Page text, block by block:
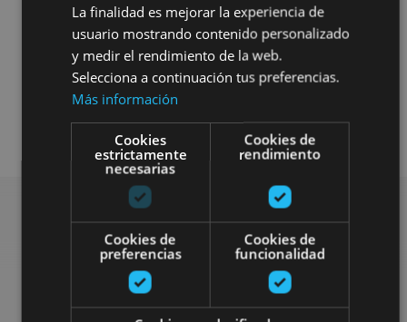
Otros
Busca más planes
Encuentra planes y sugerencias para completar tu viaje en
La finalidad es mejorar la experiencia de
usuario mostrando contenido personalizado
y medir el rendimiento de la web.
Selecciona a continuación tus preferencias.
Más información
Cookies
estrictamente
necesarias
Cookies de
rendimiento
Cookies de
preferencias
Cookies de
funcionalidad